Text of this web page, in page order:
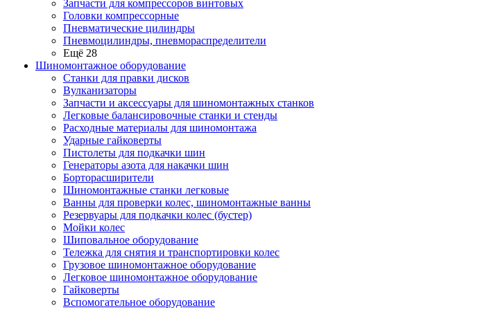
Запчасти для компрессоров винтовых
Головки компрессорные
Пневматические цилиндры
Пневмоцилиндры, пневмораспределители
Ещё 28
Шиномонтажное оборудование
Станки для правки дисков
Вулканизаторы
Запчасти и аксессуары для шиномонтажных станков
Легковые балансировочные станки и стенды
Расходные материалы для шиномонтажа
Ударные гайковерты
Пистолеты для подкачки шин
Генераторы азота для накачки шин
Борторасширители
Шиномонтажные станки легковые
Ванны для проверки колес, шиномонтажные ванны
Резервуары для подкачки колес (бустер)
Мойки колес
Шиповальное оборудование
Тележка для снятия и транспортировки колес
Грузовое шиномонтажное оборудование
Легковое шиномонтажное оборудование
Гайковерты
Вспомогательное оборудование